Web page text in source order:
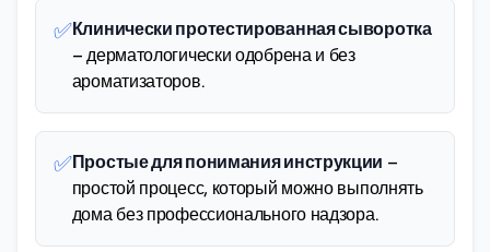
✅Клинически протестированная сыворотка
– дерматологически одобрена и без
ароматизаторов.
✅Простые для понимания инструкции –
простой процесс, который можно выполнять
дома без профессионального надзора.